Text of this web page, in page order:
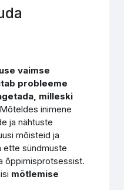
vaimse
probleeme
milleski
inimene
ja nähtuste
mõisteid ja
ette sündmuste
õppimisprotsessist.
mõtlemise